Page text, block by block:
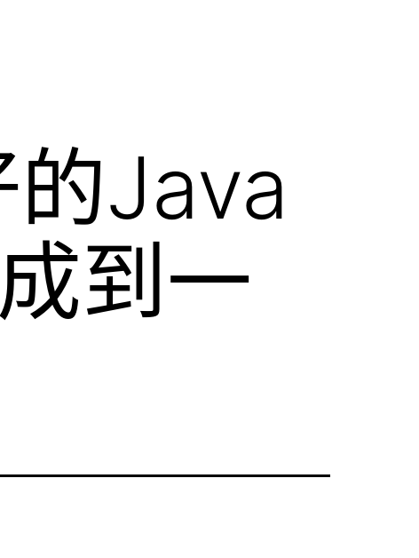
Java
到一